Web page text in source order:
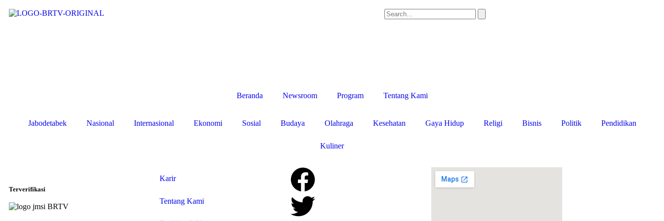
Beranda Newsroom Program Tentang Kami
Jabodetabek Nasional Internasional Ekonomi Sosial Budaya Olahraga Kesehatan Gaya Hidup Religi Bisnis Politik Pendidikan
Kuliner
Terverifikasi
Karir
Tentang Kami